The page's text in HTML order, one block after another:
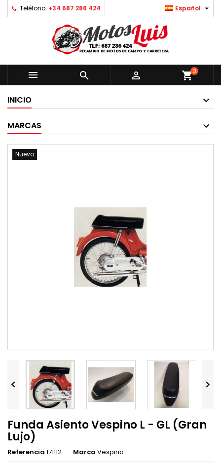
Teléfono: +34 687 286 424 Español 
   shopping_cart0
INICIO
MARCAS
Nuevo
 
Funda Asiento Vespino L - GL (Gran
Lujo)
Referencia 171112 Marca Vespino